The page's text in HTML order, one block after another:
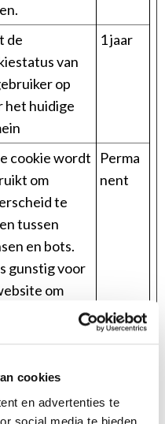
cookies
en advertenties te
social media te bieden
de
van
op
het huidige
1 jaar
cookie wordt
om
te
tussen
en bots.
gunstig voor
om
Perma
nent
cookie wordt Sessie